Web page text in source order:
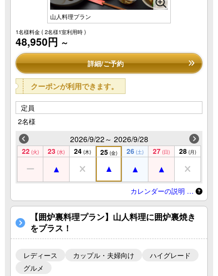
山人料理プラン
1名様料金( 2名様1室利用時 )
48,950円 ～
詳細/ご予約
クーポンが利用できます。
定員
2名様
2026/9/22～ 2026/9/28
22 (火) 23 (水) 24 (木) 25 (金) 26 (土) 27 (日) 28 (月)
カレンダーの説明 …
【囲炉裏料理プラン】山人料理に囲炉裏焼き
をプラス！
レディース カップル・夫婦向け
ハイグレード
グルメ